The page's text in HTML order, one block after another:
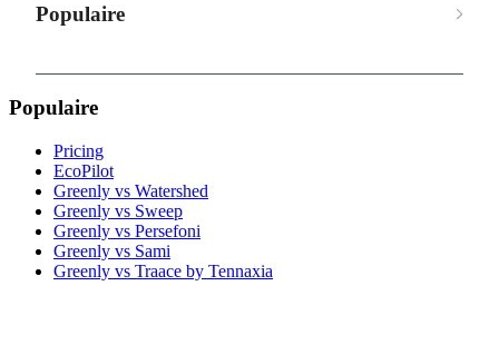
Populaire
Populaire
Pricing
EcoPilot
Greenly vs Watershed
Greenly vs Sweep
Greenly vs Persefoni
Greenly vs Sami
Greenly vs Traace by Tennaxia